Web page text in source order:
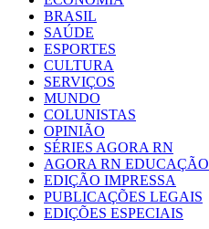
BRASIL
SAÚDE
ESPORTES
CULTURA
SERVIÇOS
MUNDO
COLUNISTAS
OPINIÃO
SÉRIES AGORA RN
AGORA RN EDUCAÇÃO
EDIÇÃO IMPRESSA
PUBLICAÇÕES LEGAIS
EDIÇÕES ESPECIAIS